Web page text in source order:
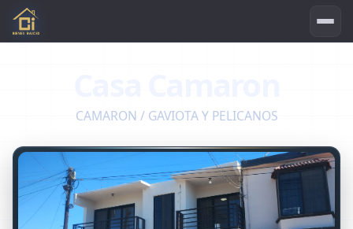
CAMARON / GAVIOTA Y PELICANOS